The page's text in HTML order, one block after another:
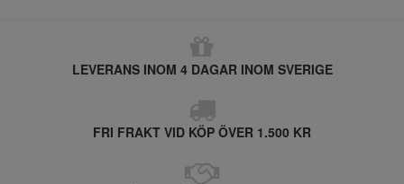
LEVERANS INOM 4 DAGAR INOM SVERIGE
FRI FRAKT VID KÖP ÖVER 1.500 KR